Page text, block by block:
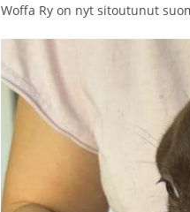
Woffa Ry on nyt sitoutunut